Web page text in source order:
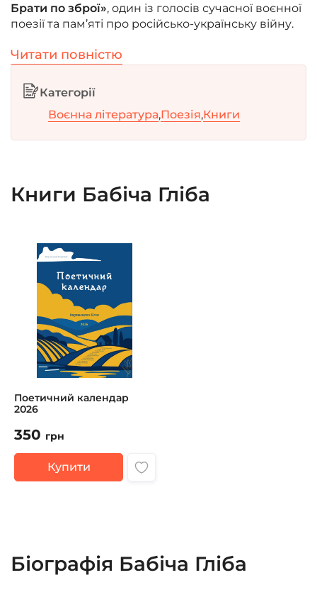
Брати по зброї», один із голосів сучасної воєнної
поезії та пам’яті про російсько-українську війну.
Читати повністю
Категорії
Воєнна література,Поезія,Книги
Книги Бабіча Гліба
Поетичний календар
2026
350 грн
Купити
Біографія Бабіча Гліба